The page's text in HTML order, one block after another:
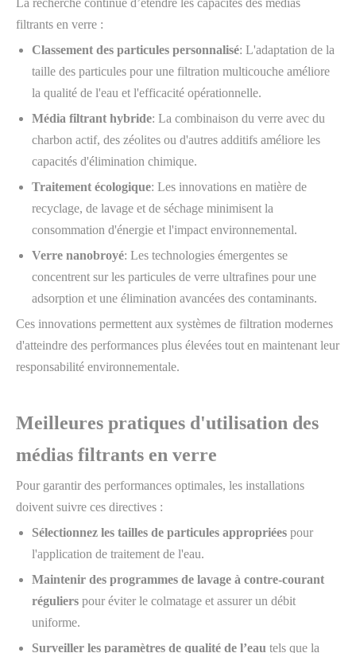
La recherche continue d’étendre les capacités des médias
filtrants en verre :
Classement des particules personnalisé: L'adaptation de la
taille des particules pour une filtration multicouche améliore
la qualité de l'eau et l'efficacité opérationnelle.
Média filtrant hybride: La combinaison du verre avec du
charbon actif, des zéolites ou d'autres additifs améliore les
capacités d'élimination chimique.
Traitement écologique: Les innovations en matière de
recyclage, de lavage et de séchage minimisent la
consommation d'énergie et l'impact environnemental.
Verre nanobroyé: Les technologies émergentes se
concentrent sur les particules de verre ultrafines pour une
adsorption et une élimination avancées des contaminants.
Ces innovations permettent aux systèmes de filtration modernes
d'atteindre des performances plus élevées tout en maintenant leur
responsabilité environnementale.
Meilleures pratiques d'utilisation des
médias filtrants en verre
Pour garantir des performances optimales, les installations
doivent suivre ces directives :
Sélectionnez les tailles de particules appropriées pour
l'application de traitement de l'eau.
Maintenir des programmes de lavage à contre-courant
réguliers pour éviter le colmatage et assurer un débit
uniforme.
Surveiller les paramètres de qualité de l’eau tels que la